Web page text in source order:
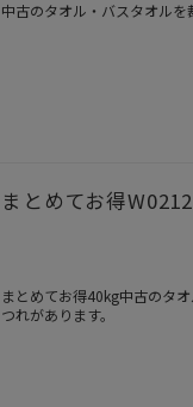
中古のタオル・バスタオルを
まとめてお得
まとめてお得40kg中古のタ
つれがあります。